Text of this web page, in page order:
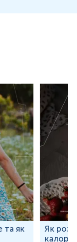
та як
Як